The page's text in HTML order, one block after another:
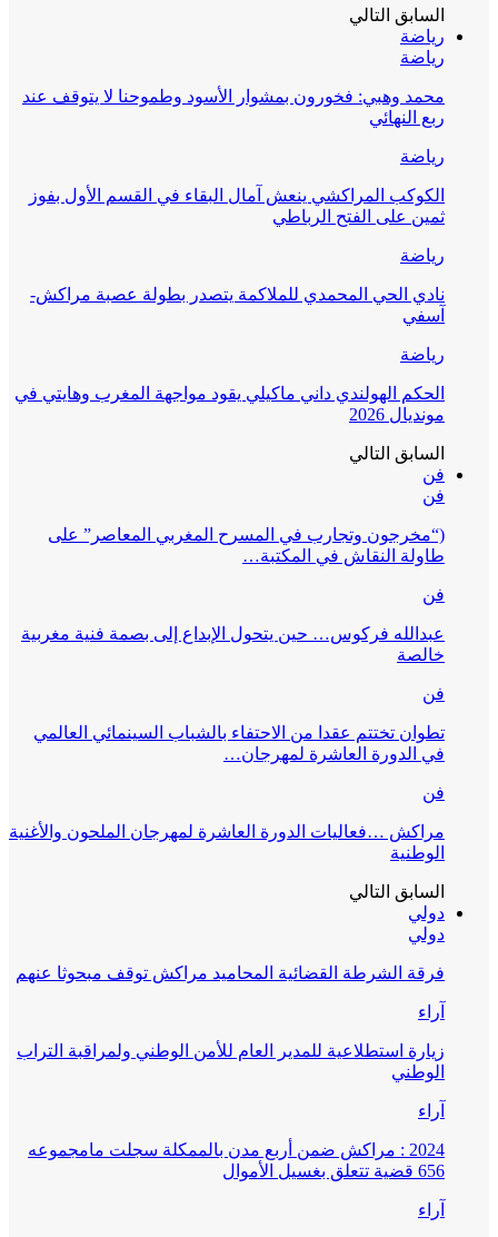
السابق التالي
رياضة
رياضة
محمد وهبي: فخورون بمشوار الأسود وطموحنا لا يتوقف عند
ربع النهائي
رياضة
الكوكب المراكشي ينعش آمال البقاء في القسم الأول بفوز
ثمين على الفتح الرباطي
رياضة
نادي الحي المحمدي للملاكمة يتصدر بطولة عصبة مراكش-
آسفي
رياضة
الحكم الهولندي داني ماكيلي يقود مواجهة المغرب وهايتي في
مونديال 2026
السابق التالي
فن
فن
(“مخرجون وتجارب في المسرح المغربي المعاصر” على
طاولة النقاش في المكتبة…
فن
عبدالله فركوس… حين يتحول الإبداع إلى بصمة فنية مغربية
خالصة
فن
تطوان تختتم عقدا من الاحتفاء بالشباب السينمائي العالمي
في الدورة العاشرة لمهرجان…
فن
مراكش …فعاليات الدورة العاشرة لمهرجان الملحون والأغنية
الوطنية
السابق التالي
دولي
دولي
فرقة الشرطة القضائية المحاميد مراكش توقف مبحوثا عنهم
آراء
زيارة استطلاعية للمدير العام للأمن الوطني ولمراقبة التراب
الوطني
آراء
2024 : مراكش ضمن أربع مدن بالممكلة سجلت مامجموعه
656 قضية تتعلق بغسيل الأموال
آراء